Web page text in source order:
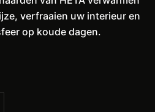
verfraaien uw interieur en
op koude dagen.